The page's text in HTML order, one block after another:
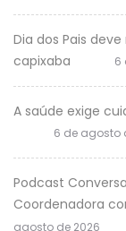
Dia dos Pais
capixaba
6
A saúde exige
6 de agosto
Podcast
Coordenadora
agosto de 2026